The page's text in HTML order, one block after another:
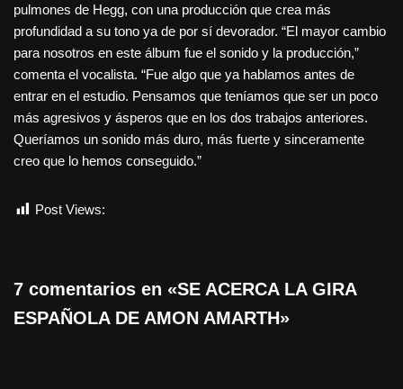
pulmones de Hegg, con una producción que crea más
profundidad a su tono ya de por sí devorador. “El mayor cambio
para nosotros en este álbum fue el sonido y la producción,”
comenta el vocalista. “Fue algo que ya hablamos antes de
entrar en el estudio. Pensamos que teníamos que ser un poco
más agresivos y ásperos que en los dos trabajos anteriores.
Queríamos un sonido más duro, más fuerte y sinceramente
creo que lo hemos conseguido.”
Post Views:
7 comentarios en «SE ACERCA LA GIRA
ESPAÑOLA DE AMON AMARTH»